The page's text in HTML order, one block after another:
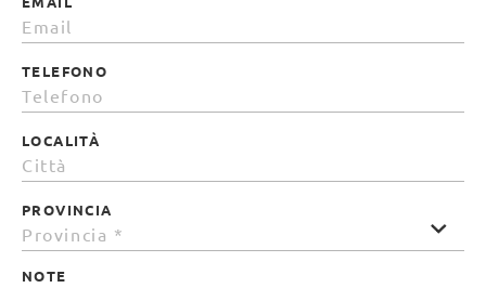
TELEFONO
LOCALITÀ
PROVINCIA
NOTE